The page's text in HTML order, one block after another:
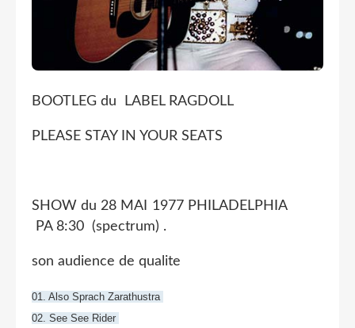
BOOTLEG du LABEL RAGDOLL
PLEASE STAY IN YOUR SEATS
SHOW du 28 MAI 1977 PHILADELPHIA
PA 8:30 (spectrum) .
son audience de qualite
01. Also Sprach Zarathustra
02. See See Rider